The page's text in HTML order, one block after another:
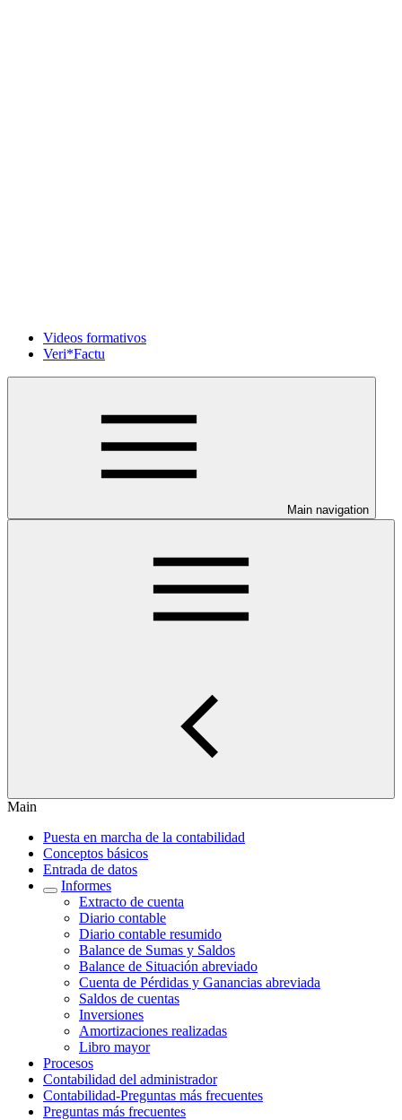
Videos formativos
Veri*Factu
Main navigation
Main
Puesta en marcha de la contabilidad
Conceptos básicos
Entrada de datos
Informes
Extracto de cuenta
Diario contable
Diario contable resumido
Balance de Sumas y Saldos
Balance de Situación abreviado
Cuenta de Pérdidas y Ganancias abreviada
Saldos de cuentas
Inversiones
Amortizaciones realizadas
Libro mayor
Procesos
Contabilidad del administrador
Contabilidad-Preguntas más frecuentes
Preguntas más frecuentes